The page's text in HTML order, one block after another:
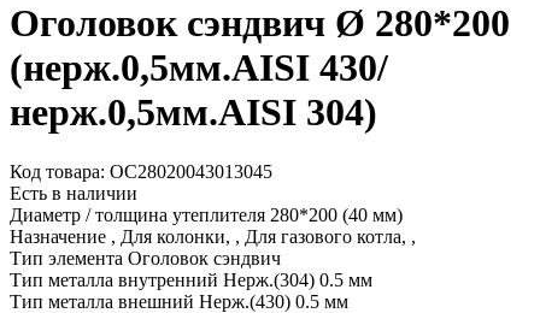
Оголовок сэндвич Ø 280*200
(нерж.0,5мм.AISI 430/
нерж.0,5мм.AISI 304)
Код товара: ОС28020043013045
Есть в наличии
Диаметр / толщина утеплителя 280*200 (40 мм)
Назначение , Для колонки, , Для газового котла, ,
Тип элемента Оголовок сэндвич
Тип металла внутренний Нерж.(304) 0.5 мм
Тип металла внешний Нерж.(430) 0.5 мм